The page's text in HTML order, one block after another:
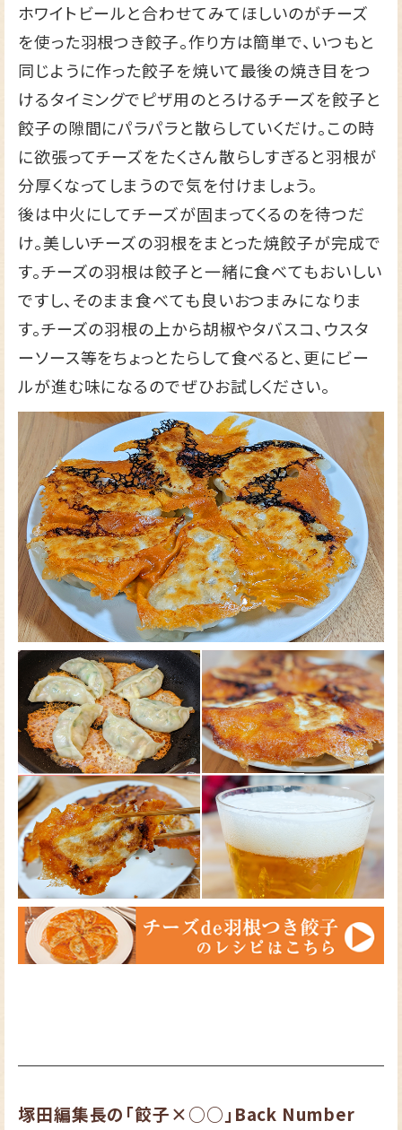
ホワイトビールと合わせてみてほしいのがチーズ
を使った羽根つき餃子。作り方は簡単で、いつもと
同じように作った餃子を焼いて最後の焼き目をつ
けるタイミングでピザ用のとろけるチーズを餃子と
餃子の隙間にパラパラと散らしていくだけ。この時
に欲張ってチーズをたくさん散らしすぎると羽根が
分厚くなってしまうので気を付けましょう。
後は中火にしてチーズが固まってくるのを待つだ
け。美しいチーズの羽根をまとった焼餃子が完成で
す。チーズの羽根は餃子と一緒に食べてもおいしい
ですし、そのまま食べても良いおつまみになりま
す。チーズの羽根の上から胡椒やタバスコ、ウスタ
ーソース等をちょっとたらして食べると、更にビー
ルが進む味になるのでぜひお試しください。
塚田編集長の「餃子×○○」Back Number